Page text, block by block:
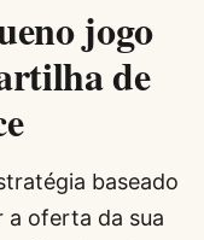
jogo
de
baseado
a oferta da sua